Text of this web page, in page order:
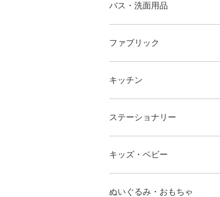
バス・洗面用品
ファブリック
キッチン
ステーショナリー
キッズ・ベビー
ぬいぐるみ・おもちゃ